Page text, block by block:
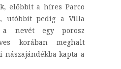
előbbit a híres Parco
utóbbit pedig a Villa
a nevét egy porosz
korában meghalt
kapta a